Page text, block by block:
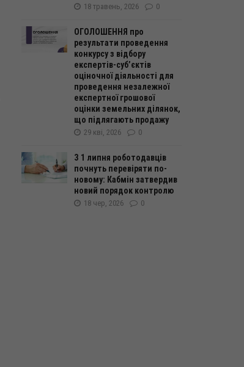
18 травень, 2026 0
ОГОЛОШЕННЯ про
результати проведення
конкурсу з відбору
експертів-суб’єктів
оціночної діяльності для
проведення незалежної
експертної грошової
оцінки земельних ділянок,
що підлягають продажу
29 кві, 2026 0
З 1 липня роботодавців
почнуть перевіряти по-
новому: Кабмін затвердив
новий порядок контролю
18 чер, 2026 0